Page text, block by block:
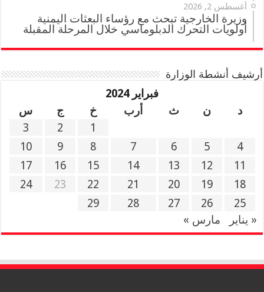
أغسطس 2, 2026
وزيرة الخارجية تبحث مع رؤساء البعثات اليمنية
أولويات التحرك الدبلوماسي خلال المرحلة المقبلة
أرشيف أنشطة الوزارة
فبراير 2024
د
ن ث أرب خ ج
س
1
2
3
4
5
6
7
8
9
10
11
12
13
14
15
16
17
18
19
20
21
22
23
24
25
26
27
28
29
« يناير
مارس »